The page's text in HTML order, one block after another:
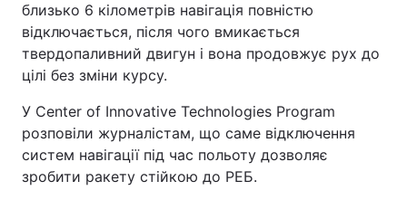
близько 6 кілометрів навігація повністю
відключається, після чого вмикається
твердопаливний двигун і вона продовжує рух до
цілі без зміни курсу.
У Center of Innovative Technologies Program
розповіли журналістам, що саме відключення
систем навігації під час польоту дозволяє
зробити ракету стійкою до РЕБ.